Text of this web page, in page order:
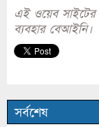
এই ওয়েব
ব্যবহার বেআইনি।
সর্বশেষ